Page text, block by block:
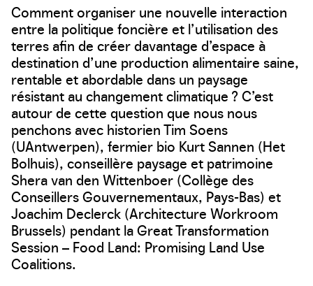
Comment organiser une nouvelle interaction
entre la politique foncière et l’utilisation des
terres afin de créer davantage d’espace à
destination d’une production alimentaire saine,
rentable et abordable dans un paysage
résistant au changement climatique ? C’est
autour de cette question que nous nous
penchons avec historien Tim Soens
(UAntwerpen), fermier bio Kurt Sannen (Het
Bolhuis), conseillère paysage et patrimoine
Shera van den Wittenboer (Collège des
Conseillers Gouvernementaux, Pays-Bas) et
Joachim Declerck (Architecture Workroom
Brussels) pendant la Great Transformation
Session – Food Land: Promising Land Use
Coalitions.